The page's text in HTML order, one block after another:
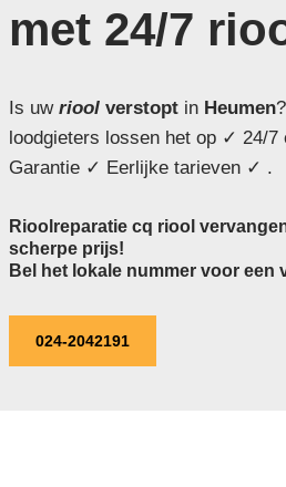
met 24/7
Is uw rioolverstoptin Heumen
loodgieters lossen het op ✓ 24/7
Garantie ✓ Eerlijke tarieven ✓ .
Rioolreparatie cq riool
scherpe prijs!
Bel het lokale nummer voor een
024-2042191